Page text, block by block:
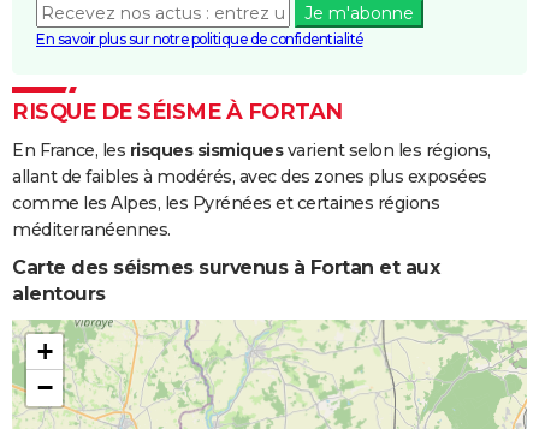
Je m'abonne
En savoir plus sur notre politique de confidentialité
RISQUE DE SÉISME À FORTAN
En France, les risques sismiquesvarient selon les régions,
allant de faibles à modérés, avec des zones plus exposées
comme les Alpes, les Pyrénées et certaines régions
méditerranéennes.
Carte des séismes survenus à Fortan et aux
alentours
+
−